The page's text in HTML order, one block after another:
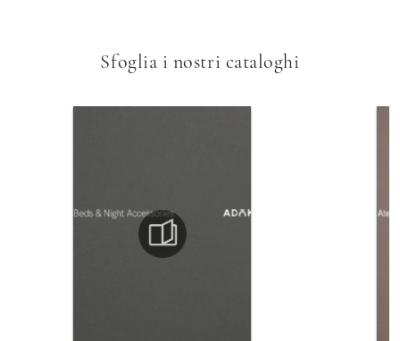
Sfoglia i nostri cataloghi